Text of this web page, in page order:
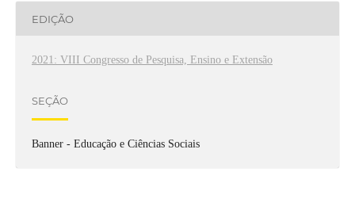
EDIÇÃO
2021: VIII Congresso de Pesquisa, Ensino e Extensão
SEÇÃO
Banner - Educação e Ciências Sociais